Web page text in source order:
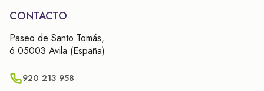
CONTACTO
Paseo de Santo Tomás,
6 05003 Avila (España)
920 213 958